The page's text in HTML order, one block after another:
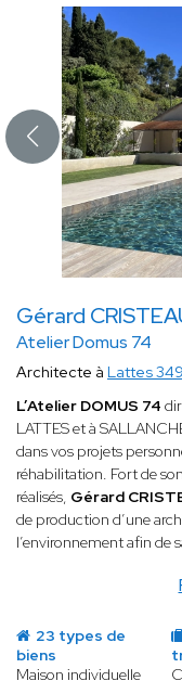
Gérard
Atelier Domus 74
Architecte à Lattes
L’Atelier DOMUS 74
LATTES et à
dans vos projets
réhabilitation. Fort de
réalisés, Gérard
de production d’une
l’environnement afin de
23 types de
biens
Maison individuelle